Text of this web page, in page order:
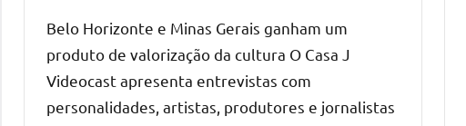
Belo Horizonte e Minas Gerais ganham um
produto de valorização da cultura O Casa J
Videocast apresenta entrevistas com
personalidades, artistas, produtores e jornalistas